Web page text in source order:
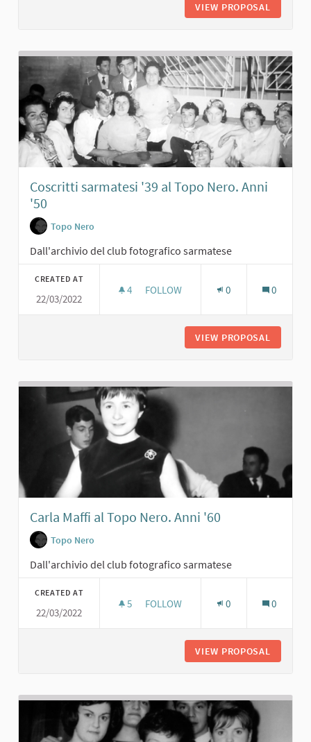
VIEW PROPOSAL
Coscritti sarmatesi '39 al Topo Nero. Anni
'50
Topo Nero
Dall'archivio del club fotografico sarmatese
CREATED AT
22/03/2022
4 4 FOLLOWERS
FOLLOW 0 0
VIEW PROPOSAL
Carla Maffi al Topo Nero. Anni '60
Topo Nero
Dall'archivio del club fotografico sarmatese
CREATED AT
22/03/2022
5 5 FOLLOWERS
FOLLOW 0 0
VIEW PROPOSAL